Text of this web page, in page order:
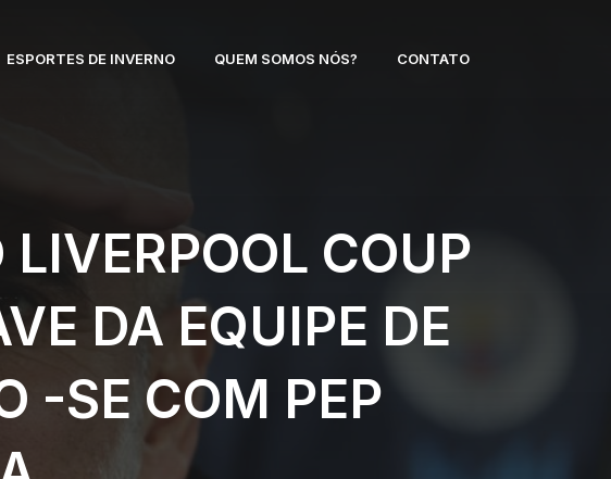
ESPORTES DE INVERNO QUEM SOMOS NÓS? CONTATO
COUP
DA EQUIPE DE
-SE COM PEP